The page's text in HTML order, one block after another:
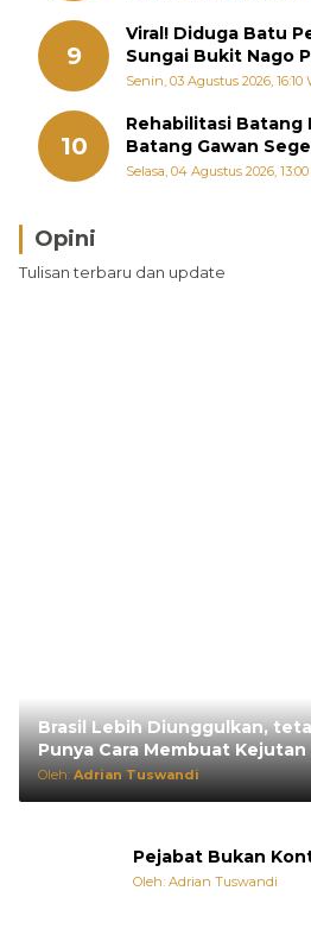
9
Viral! Diduga Batu
Sungai Bukit Nago
Warga Khawatir
Senin, 03 Agustus 2026, 16:10
10
Rehabilitasi Batang
Batang Gawan
Rolanda Pastikan
Selasa, 04 Agustus 2026,
Opini
Tulisan terbaru dan update
Brasil Lebih Diunggulkan,
Punya Cara Membuat Kejutan
Oleh: Adrian Tuswandi
Pejabat Bukan
Oleh: Adrian Tuswandi